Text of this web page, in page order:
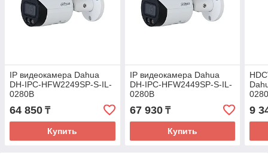
IP видеокамера Dahua
DH-IPC-HFW2249SP-S-IL-
0280B
64 850 ₸
Купить
IP видеокамера Dahua
DH-IPC-HFW2449SP-S-IL-
0280B
67 930₸
Купить
9